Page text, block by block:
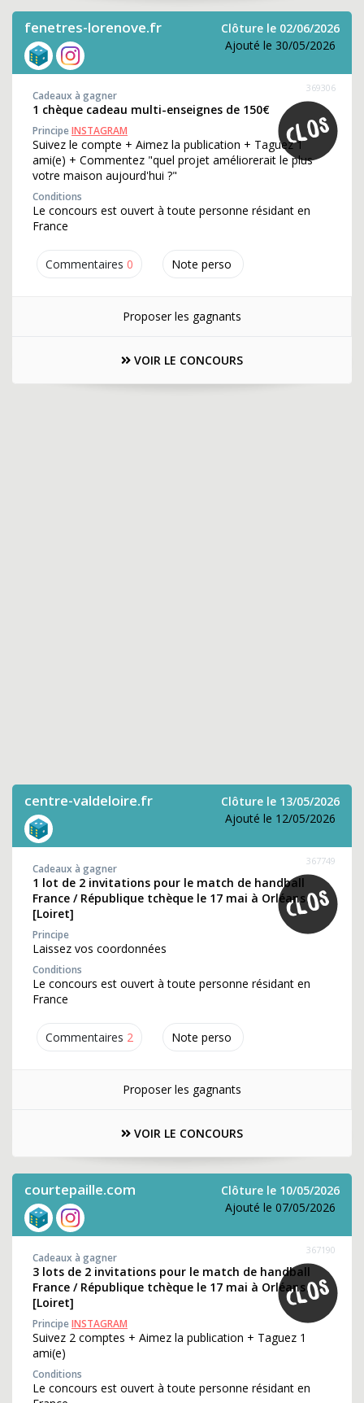
fenetres-lorenove.fr
Clôture le 02/06/2026
Ajouté le 30/05/2026
Commentaires 0 Note perso
369306
Cadeaux à gagner
1 chèque cadeau multi-enseignes de 150€
PrincipeINSTAGRAM
Suivez le compte + Aimez la publication + Taguez 1
ami(e) + Commentez "quel projet améliorerait le plus
votre maison aujourd'hui ?"
Conditions
Le concours est ouvert à toute personne résidant en
France
Proposer les gagnants
VOIR LE CONCOURS
centre-valdeloire.fr
Clôture le 13/05/2026
Ajouté le 12/05/2026
Commentaires 2 Note perso
367749
Cadeaux à gagner
1 lot de 2 invitations pour le match de handball
France / République tchèque le 17 mai à Orléans
[Loiret]
Principe
Laissez vos coordonnées
Conditions
Le concours est ouvert à toute personne résidant en
France
Proposer les gagnants
VOIR LE CONCOURS
courtepaille.com
Clôture le 10/05/2026
Ajouté le 07/05/2026
367190
Cadeaux à gagner
3 lots de 2 invitations pour le match de handball
France / République tchèque le 17 mai à Orléans
[Loiret]
PrincipeINSTAGRAM
Suivez 2 comptes + Aimez la publication + Taguez 1
ami(e)
Conditions
Le concours est ouvert à toute personne résidant en